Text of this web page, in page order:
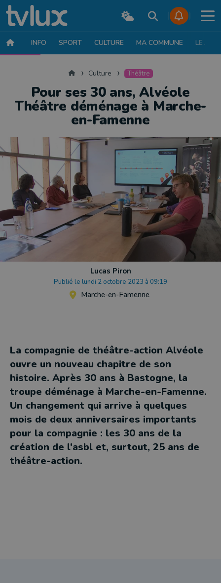
INFO SPORT CULTURE MA COMMUNE LE JT
AccueilCulture Théâtre
Pour ses 30 ans, Alvéole
Théâtre déménage à Marche-
en-Famenne
Lucas Piron
Publié le lundi 2 octobre 2023 à 09:19
Marche-en-Famenne
La compagnie de théâtre-action Alvéole
ouvre un nouveau chapitre de son
histoire. Après 30 ans à Bastogne, la
troupe déménage à Marche-en-Famenne.
Un changement qui arrive à quelques
mois de deux anniversaires importants
pour la compagnie : les 30 ans de la
création de l'asbl et, surtout, 25 ans de
théâtre-action.